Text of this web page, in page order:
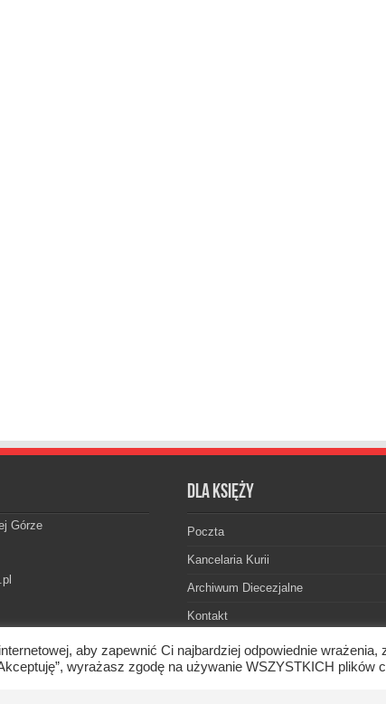
Górze
3694
Dla księży
Poczta
Kancelaria Kurii
Archiwum Diecezjalne
Kontakt
aby zapewnić Ci najbardziej odpowiednie wrażenia,
wyrażasz zgodę na używanie WSZYSTKICH plików